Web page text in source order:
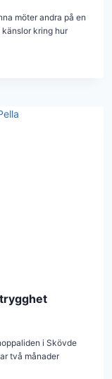
möter andra på en
kring hur
i Skövde
två månader